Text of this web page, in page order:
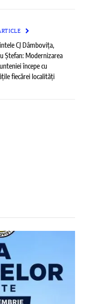
CJ Dâmbovița,
Ștefan: Modernizarea
începe cu
fiecărei localități